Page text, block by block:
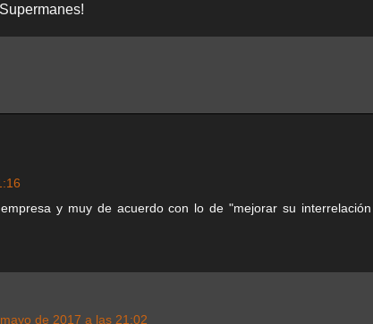
y muy de acuerdo con lo de "mejorar su
de 2017 a las 21:02